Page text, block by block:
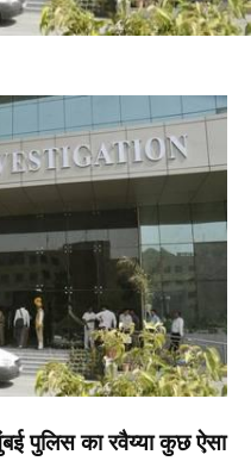
पुलिस का रवैय्या कुछ ऐसा